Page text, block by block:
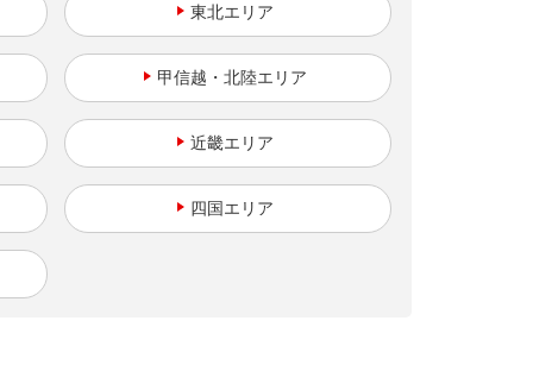
東北
甲信越・北陸
近畿
四国